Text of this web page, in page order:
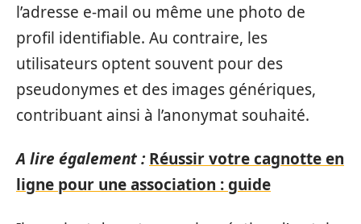
l’adresse e-mail ou même une photo de
profil identifiable. Au contraire, les
utilisateurs optent souvent pour des
pseudonymes et des images génériques,
contribuant ainsi à l’anonymat souhaité.
A lire également : Réussir votre cagnotte en
ligne pour une association : guide